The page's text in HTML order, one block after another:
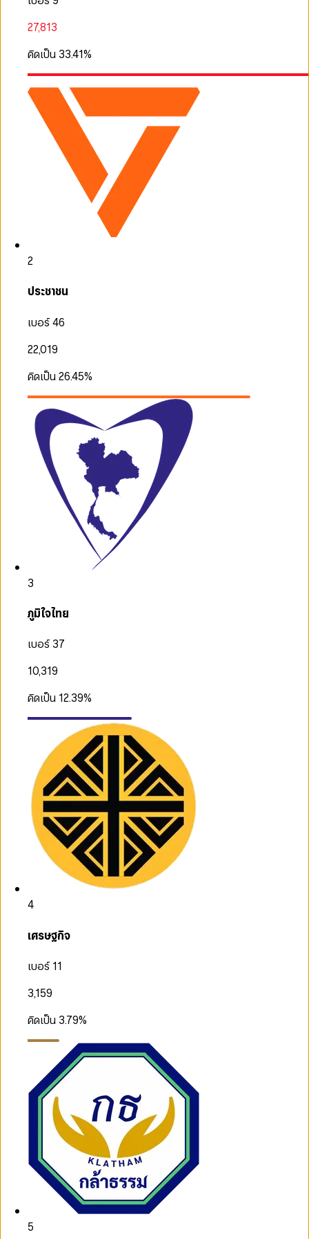
27,813
คิดเป็น 33.41%
2
ประชาชน
เบอร์ 46
22,019
คิดเป็น26.45%
3
ภูมิใจไทย
เบอร์ 37
10,319
คิดเป็น 12.39%
4
เศรษฐกิจ
เบอร์ 11
3,159
คิดเป็น 3.79%
5